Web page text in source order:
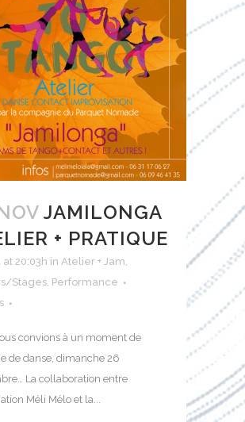
JAMILONGA
+ PRATIQUE
at 20:03h in Atelier + Jam
Stages Performance
convions à un moment de
de danse, dimanche 26
La collaboration entre
Méli Mélo et la...